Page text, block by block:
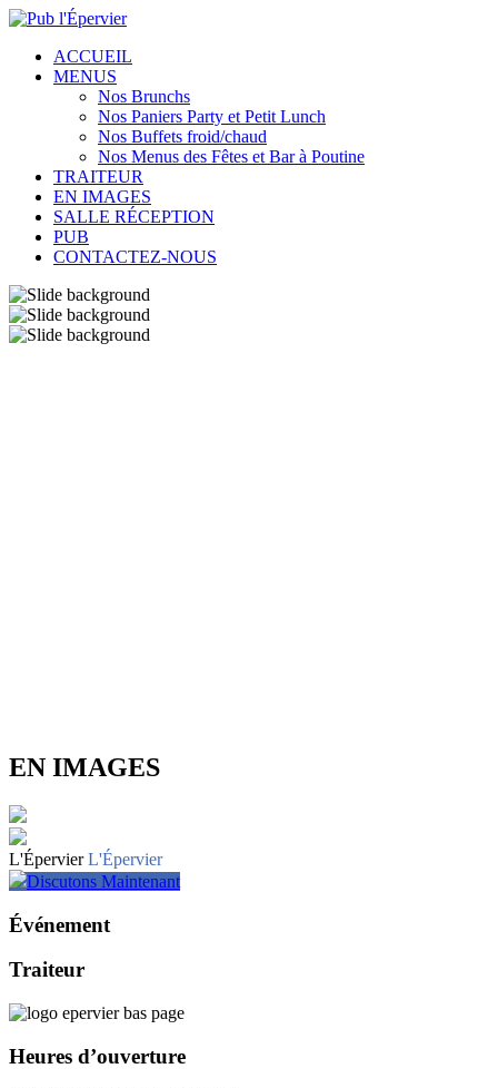
ACCUEIL
MENUS
Nos Brunchs
Nos Paniers Party et Petit Lunch
Nos Buffets froid/chaud
Nos Menus des Fêtes et Bar à Poutine
TRAITEUR
EN IMAGES
SALLE RÉCEPTION
PUB
CONTACTEZ-NOUS
EN IMAGES
L'Épervier L'Épervier
Discutons Maintenant
Événement
Traiteur
Heures d’ouverture